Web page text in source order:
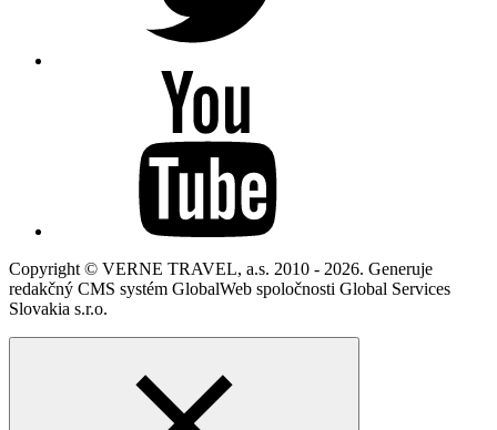
Copyright © VERNE TRAVEL, a.s. 2010 - 2026. Generuje
redakčný CMS systém GlobalWeb spoločnosti Global Services
Slovakia s.r.o.